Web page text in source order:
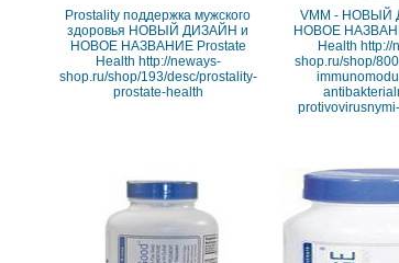
Prostality поддержка мужского
здоровья НОВЫЙ ДИЗАЙН и
НОВОЕ НАЗВАНИЕ Prostate
Health http://neways-
shop.ru/shop/193/desc/prostality-
prostate-health
VMM - НОВЫЙ
НОВОЕ
Health http://
shop.ru/shop/